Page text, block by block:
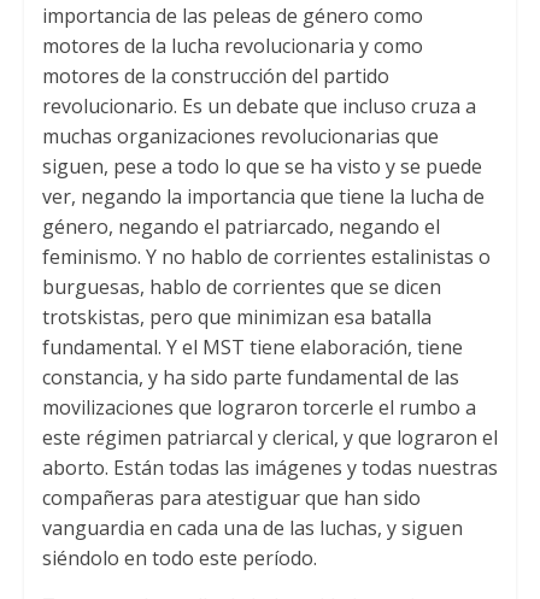
importancia de las peleas de género como
motores de la lucha revolucionaria y como
motores de la construcción del partido
revolucionario. Es un debate que incluso cruza a
muchas organizaciones revolucionarias que
siguen, pese a todo lo que se ha visto y se puede
ver, negando la importancia que tiene la lucha de
género, negando el patriarcado, negando el
feminismo. Y no hablo de corrientes estalinistas o
burguesas, hablo de corrientes que se dicen
trotskistas, pero que minimizan esa batalla
fundamental. Y el MST tiene elaboración, tiene
constancia, y ha sido parte fundamental de las
movilizaciones que lograron torcerle el rumbo a
este régimen patriarcal y clerical, y que lograron el
aborto. Están todas las imágenes y todas nuestras
compañeras para atestiguar que han sido
vanguardia en cada una de las luchas, y siguen
siéndolo en todo este período.